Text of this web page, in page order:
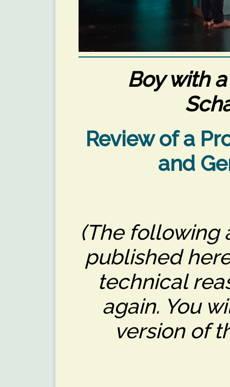
Boy with
Review of a
and
(The following
published
technical
again. You
version of